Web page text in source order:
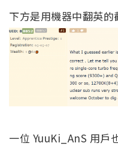
下方是用機器中翻英的
一位 YuuKi_AnS 用